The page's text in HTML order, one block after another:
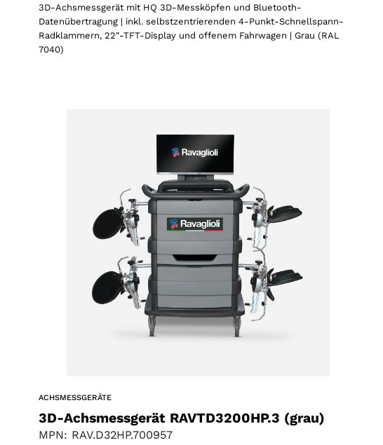
3D-Achsmessgerät mit HQ 3D-Messköpfen und Bluetooth-
Datenübertragung | inkl. selbstzentrierenden 4-Punkt-Schnellspann-
Radklammern, 22″-TFT-Display und offenem Fahrwagen | Grau (RAL
7040)
ACHSMESSGERÄTE
3D-Achsmessgerät RAVTD3200HP.3 (grau)
MPN: RAV.D32HP.700957